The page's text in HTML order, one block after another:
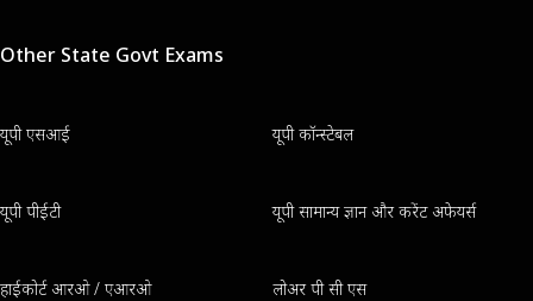
Other State Govt Exams
यूपी एसआई यूपी कॉन्स्टेबल
यूपी पीईटी यूपी सामान्य ज्ञान और करेंट अफेयर्स
हाईकोर्ट आरओ / एआरओ लोअर पी सी एस